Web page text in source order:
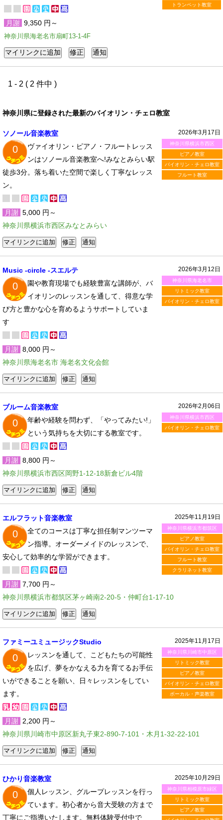
トランペット教室
月謝 9,350 円～
神奈川県海老名市扇町13-1-4F
1 - 2 ( 2 件中 )
神奈川県に登録された最新のバイオリン・チェロ教室
2026年3月17日
神奈川県横浜市西区
ピアノ教室
バイオリン・チェロ教室
フルート教室
ソノール音楽教室
0
ヴァイオリン・ピアノ・フルートレッス
ンはソノール音楽教室へ!みなとみらい駅
徒歩3分。落ち着いた空間で楽しく丁寧なレッス
ン。
月謝 5,000 円～
神奈川県横浜市西区みなとみらい
2026年3月12日
神奈川県海老名市
リトミック教室
バイオリン・チェロ教室
Music -circle -スエルテ
0
園や教育現場でも経験豊富な講師が、バ
イオリンのレッスンを通して、得意な学
び方と豊かな心を育めるようサポートしていま
す
月謝 8,000 円～
神奈川県海老名市 海老名文化会館
2026年2月06日
神奈川県横浜市西区
バイオリン・チェロ教室
ブルーム音楽教室
0
年齢や経験を問わず、「やってみたい!」
という気持ちを大切にする教室です。
月謝 8,800 円～
神奈川県横浜市西区岡野1-12-18新倉ビル4階
2025年11月19日
神奈川県横浜市都筑区
ピアノ教室
バイオリン・チェロ教室
フルート教室
クラリネット教室
エルフラット音楽教室
0
全てのコースは丁寧な担任制マンツーマ
ン指導。オーダーメイドのレッスンで、
安心して効率的な学習ができます。
月謝 7,700 円～
神奈川県横浜市都筑区茅ヶ崎南2-20-5・仲町台1-17-10
2025年11月17日
神奈川県川崎市中原区
リトミック教室
ピアノ教室
バイオリン・チェロ教室
ボーカル・声楽教室
ファミーユミュージックStudio
0
レッスンを通して、こどもたちの可能性
を広げ、夢をかなえる力を育てるお手伝
いができることを願い、日々レッスンをしてい
ます。
月謝 2,200 円～
神奈川県川崎市中原区新丸子東2-890-7-101・木月1-32-22-101
2025年10月29日
神奈川県相模原市緑区
リトミック教室
ピアノ教室
ひかり音楽教室
0
個人レッスン、グループレッスンを行っ
ています。初心者から音大受験の方まで
丁寧にご指導いたします。無料体験受付中で